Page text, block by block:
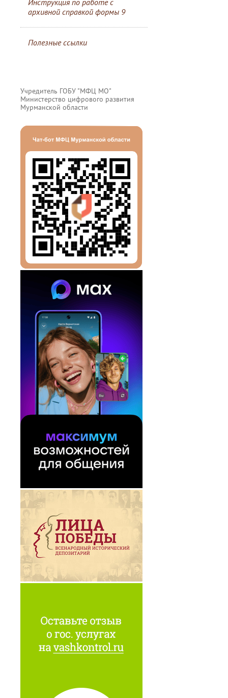
Инструкция по работе с
архивной справкой формы 9
Полезные ссылки
Учредитель ГОБУ "МФЦ МО"
Министерство цифрового развития
Мурманской области